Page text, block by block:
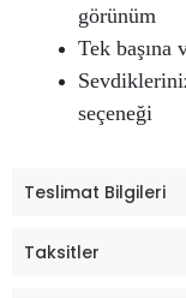
görünüm
Tek başına
seçeneği
Teslimat Bilgileri
Taksitler